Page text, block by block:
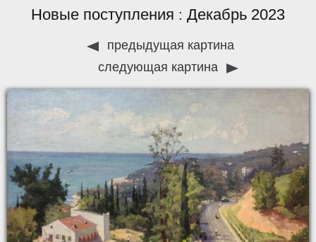
Новые поступления : Декабрь 2023
предыдущая картина
следующая картина